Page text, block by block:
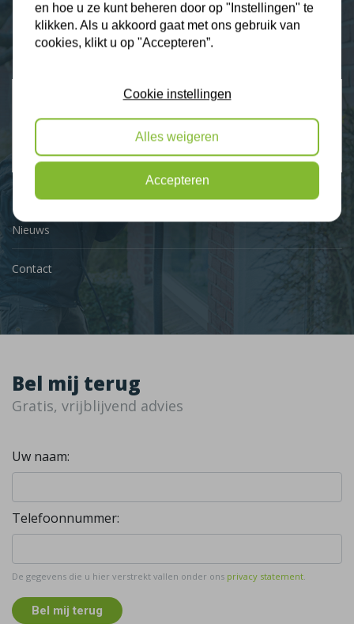
Plus Isolatie
Uw isolatie specialist
9,3
Klantbeoordelingen
2274 klanten beoordelen ons met een 9.3
Nieuws
Contact
Bel mij terug
Gratis, vrijblijvend advies
Uw naam:
Telefoonnummer:
De gegevens die u hier verstrekt vallen onder ons privacy statement.
Bel mij terug
en hoe u ze kunt beheren door op "Instellingen" te
klikken. Als u akkoord gaat met ons gebruik van
cookies, klikt u op "Accepteren”.
Cookie instellingen
Alles weigeren
Accepteren